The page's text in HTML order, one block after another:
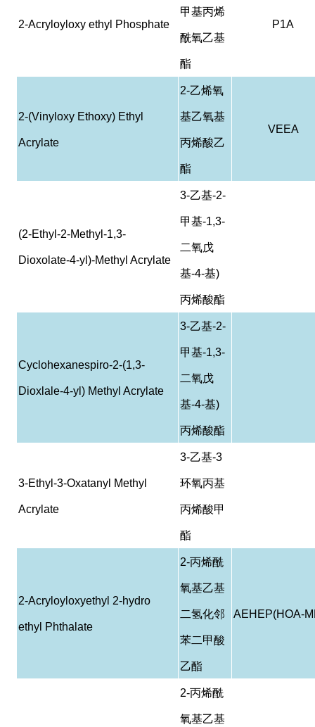
2-Acryloyloxy ethyl Phosphate
甲基丙烯
酰氧乙基
酯
P1A
2-(Vinyloxy Ethoxy) Ethyl
Acrylate
2-乙烯氧
基乙氧基
丙烯酸乙
酯
VEEA
(2-Ethyl-2-Methyl-1,3-
Dioxolate-4-yl)-Methyl Acrylate
3-乙基-2-
甲基-1,3-
二氧戊
基-4-基)
丙烯酸酯
Cyclohexanespiro-2-(1,3-
Dioxlale-4-yl) Methyl Acrylate
3-乙基-2-
甲基-1,3-
二氧戊
基-4-基)
丙烯酸酯
3-Ethyl-3-Oxatanyl Methyl
Acrylate
3-乙基-3
环氧丙基
丙烯酸甲
酯
2-Acryloyloxyethyl 2-hydro
ethyl Phthalate
2-丙烯酰
氧基乙基
二氢化邻
苯二甲酸
乙酯
AEHEP(HOA-
2-丙烯酰
氧基乙基